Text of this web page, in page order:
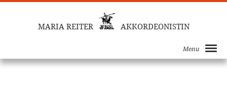
MARIA REITER AKKORDEONISTIN
Menu